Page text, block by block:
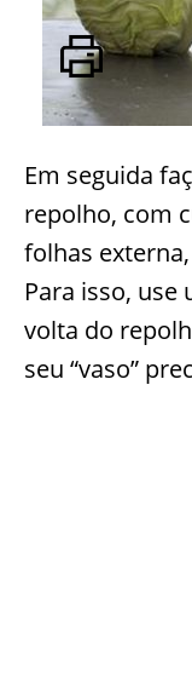
Em seguida
repolho, com
folhas
Para isso, use
volta do
seu “vaso”